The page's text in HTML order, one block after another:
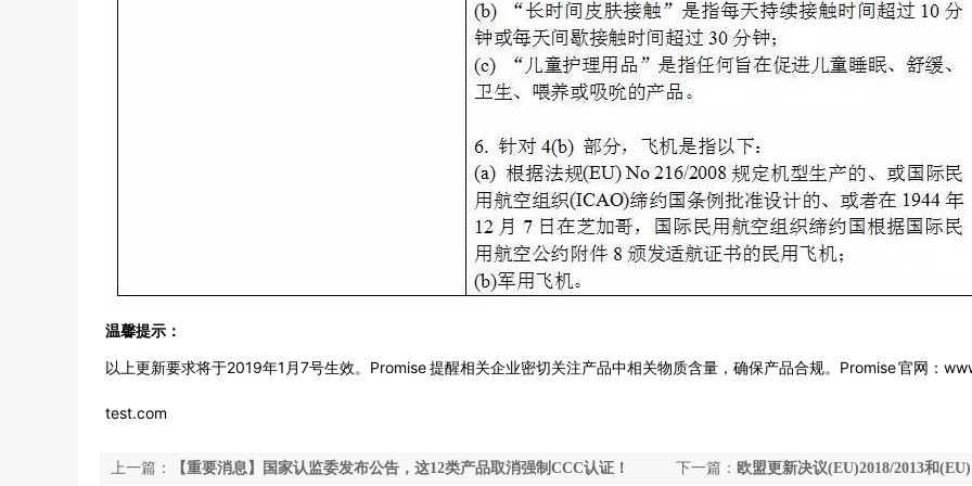
温馨提示：
以上更新要求将于2019年1月7号生效。Promise 提醒相关企业密切关注产品中相关物质含量，确保产品合规。 Promise 官网：
test.com
上一篇： 【重要消息】国家认监委发布公告，这12类产品取消强制CCC认证！ 下一篇： 欧盟更新决议(EU)2018/2013和(EU)